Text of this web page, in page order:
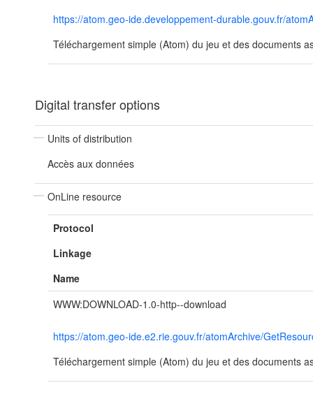
https://atom.geo-ide.developpement-durable.gouv.fr/
Téléchargement simple (Atom) du jeu et des documents
Digital transfer options
Units of distribution
Accès aux données
OnLine resource
Protocol
Linkage
Name
WWW:DOWNLOAD-1.0-http--download
https://atom.geo-ide.e2.rie.gouv.fr/atomArchive/
Téléchargement simple (Atom) du jeu et des documents